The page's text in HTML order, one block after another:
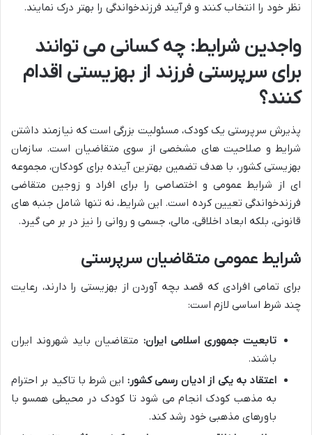
نظر خود را انتخاب کنند و فرآیند فرزندخواندگی را بهتر درک نمایند.
واجدین شرایط: چه کسانی می توانند
برای سرپرستی فرزند از بهزیستی اقدام
کنند؟
پذیرش سرپرستی یک کودک، مسئولیت بزرگی است که نیازمند داشتن
شرایط و صلاحیت های مشخصی از سوی متقاضیان است. سازمان
بهزیستی کشور، با هدف تضمین بهترین آینده برای کودکان، مجموعه
ای از شرایط عمومی و اختصاصی را برای افراد و زوجین متقاضی
فرزندخواندگی تعیین کرده است. این شرایط، نه تنها شامل جنبه های
قانونی، بلکه ابعاد اخلاقی، مالی، جسمی و روانی را نیز در بر می گیرد.
شرایط عمومی متقاضیان سرپرستی
برای تمامی افرادی که قصد بچه آوردن از بهزیستی را دارند، رعایت
چند شرط اساسی لازم است:
تابعیت جمهوری اسلامی ایران: متقاضیان باید شهروند ایران
باشند.
اعتقاد به یکی از ادیان رسمی کشور: این شرط با تاکید بر احترام
به مذهب کودک انجام می شود تا کودک در محیطی همسو با
باورهای مذهبی خود رشد کند.